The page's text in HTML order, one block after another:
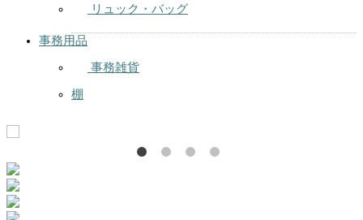
リュック・バッグ
事務用品
事務雑貨
棚